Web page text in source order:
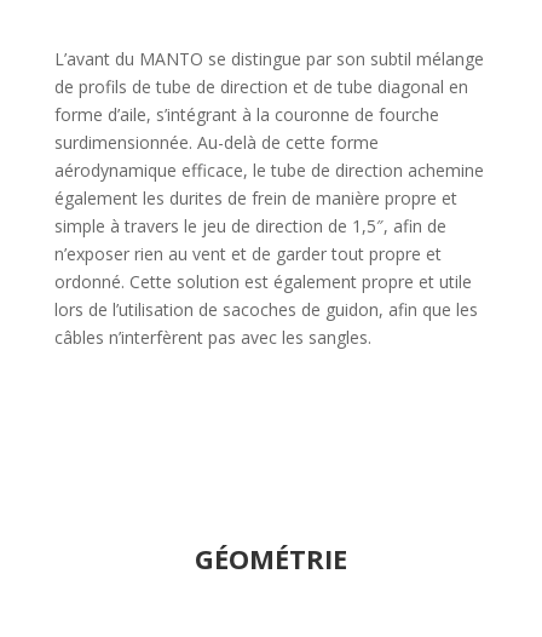
L’avant du MANTO se distingue par son subtil mélange
de profils de tube de direction et de tube diagonal en
forme d’aile, s’intégrant à la couronne de fourche
surdimensionnée. Au-delà de cette forme
aérodynamique efficace, le tube de direction achemine
également les durites de frein de manière propre et
simple à travers le jeu de direction de 1,5″, afin de
n’exposer rien au vent et de garder tout propre et
ordonné. Cette solution est également propre et utile
lors de l’utilisation de sacoches de guidon, afin que les
câbles n’interfèrent pas avec les sangles.
GÉOMÉTRIE